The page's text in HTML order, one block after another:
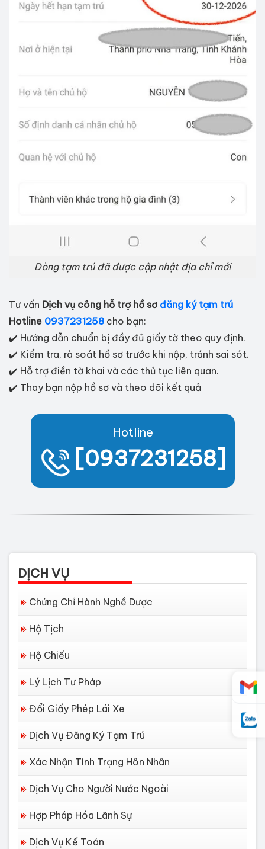
Dòng tạm trú đã được cập nhật địa chỉ mới
Tư vấn Dịch vụ công hỗ trợ hồ sơ đăng ký tạm trú
Hotline 0937231258 cho bạn:
✔️ Hướng dẫn chuẩn bị đầy đủ giấy tờ theo quy định.
✔️ Kiểm tra, rà soát hồ sơ trước khi nộp, tránh sai sót.
✔️ Hỗ trợ điền tờ khai và các thủ tục liên quan.
✔️ Thay bạn nộp hồ sơ và theo dõi kết quả
Hotline
[0937231258]
DỊCH VỤ
Chứng Chỉ Hành Nghề Dược
Hộ Tịch
Hộ Chiếu
Lý Lịch Tư Pháp
Đổi Giấy Phép Lái Xe
Dịch Vụ Đăng Ký Tạm Trú
Xác Nhận Tình Trạng Hôn Nhân
Dịch Vụ Cho Người Nước Ngoài
Hợp Pháp Hóa Lãnh Sự
Dịch Vụ Kế Toán